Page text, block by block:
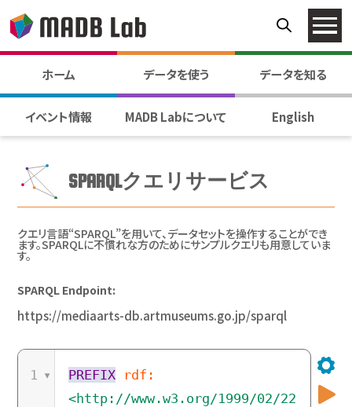
ホーム データを使う データを知る
イベント情報 MADB Labについて English
SPARQLクエリサービス
クエリ言語“SPARQL”を用いて、データセットを操作することができ
ます。SPARQLに不慣れな方のためにサンプルクエリも用意していま
す。
SPARQL Endpoint:
https://mediaarts-db.artmuseums.go.jp/sparql
1 PREFIX
rdf:
<http://www.w3.org/1999/02/22